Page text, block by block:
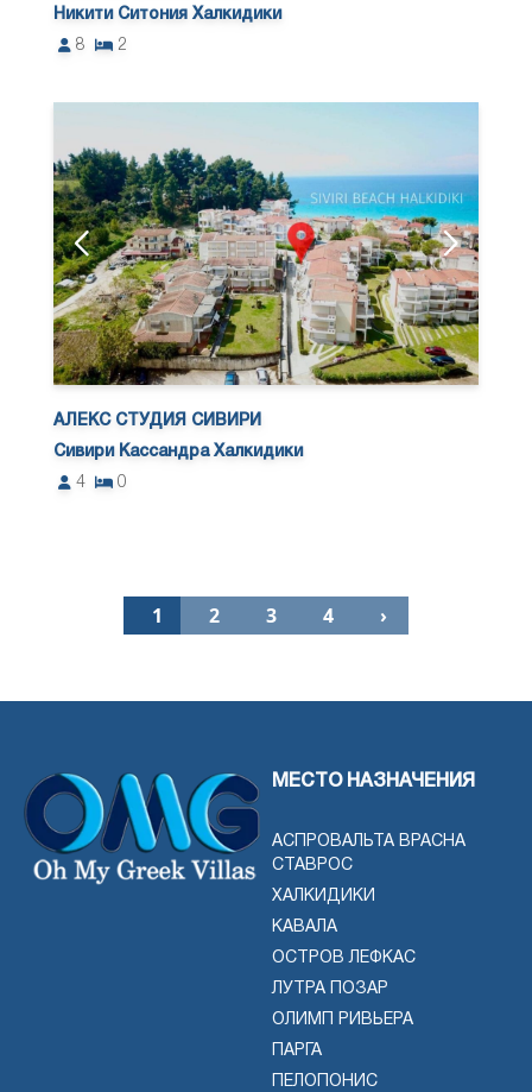
Никити Ситония Халкидики
8
2
АЛЕКС СТУДИЯ СИВИРИ
Сивири Кассандра Халкидики
4
0
1 2 3 4 ›
МЕСТО НАЗНАЧЕНИЯ
АСПРОВАЛЬТА ВРАСНА
СТАВРОС
ХАЛКИДИКИ
КАВАЛА
ОСТРОВ ЛЕФКАС
ЛУТРА ПОЗАР
ОЛИМП РИВЬЕРА
ПАРГА
ПЕЛОПОНИС